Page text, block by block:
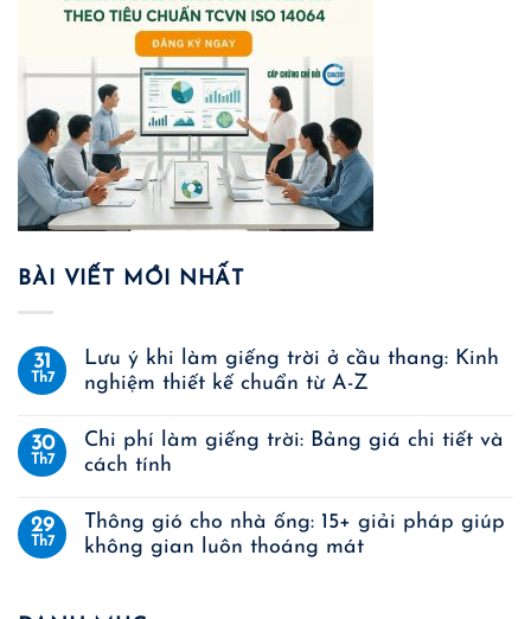
BÀI VIẾT MỚI NHẤT
31
Th7
Lưu ý khi làm giếng trời ở cầu thang: Kinh
nghiệm thiết kế chuẩn từ A-Z
30
Th7
Chi phí làm giếng trời: Bảng giá chi tiết và
cách tính
29
Th7
Thông gió cho nhà ống: 15+ giải pháp giúp
không gian luôn thoáng mát